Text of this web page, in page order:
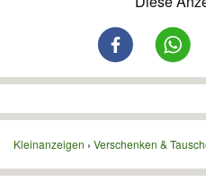
Kleinanzeigen Verschenken &